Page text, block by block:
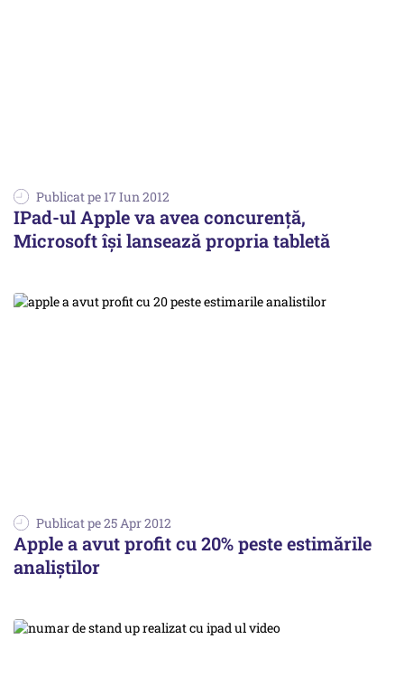
Publicat pe 17 Iun 2012
IPad-ul Apple va avea concurență,
Microsoft își lansează propria tabletă
Publicat pe 25 Apr 2012
Apple a avut profit cu 20% peste estimările
analiștilor